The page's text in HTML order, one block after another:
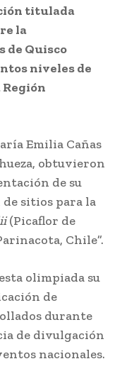
titulada
la
de Quisco
niveles de
Emilia Cañas
obtuvieron
de su
sitios para la
(Picaflor de
Chile”.
olimpiada su
de
durante
de divulgación
nacionales.